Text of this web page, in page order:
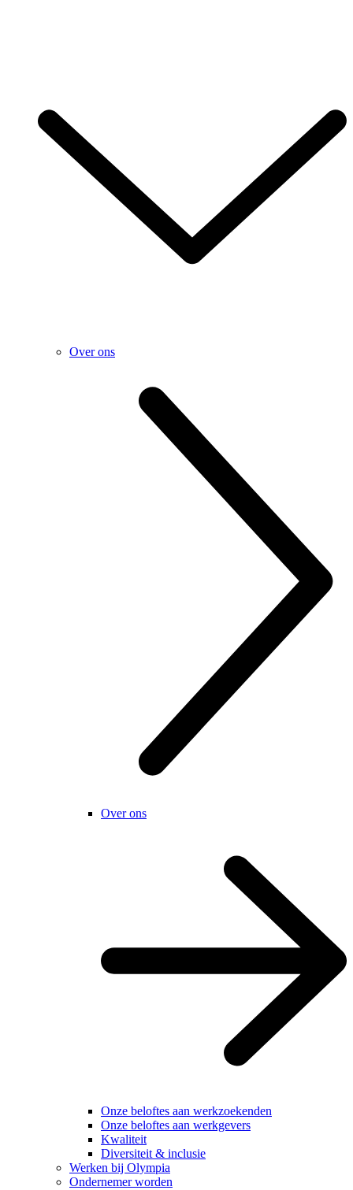
Over ons
Over ons
Onze beloftes aan werkzoekenden
Onze beloftes aan werkgevers
Kwaliteit
Diversiteit & inclusie
Werken bij Olympia
Ondernemer worden